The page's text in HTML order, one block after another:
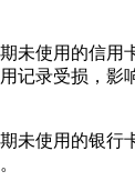
未使用的信用
记录受损，影
未使用的银行